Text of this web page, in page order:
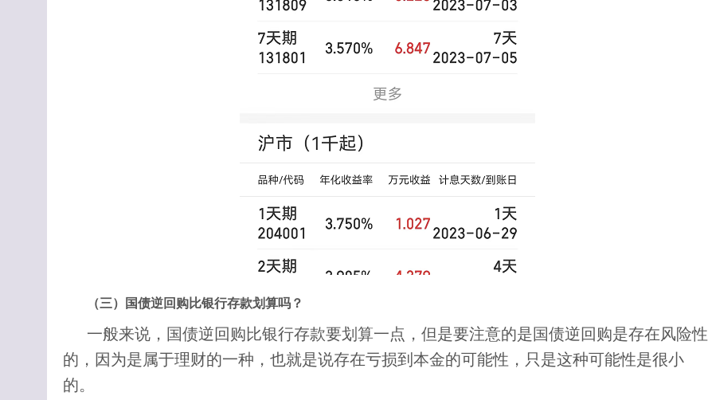
（三）国债逆回购比银行存款划算吗？
一般来说，国债逆回购比银行存款要划算一点，但是要注意的是国债逆回购是存在风险性
的，因为是属于理财的一种，也就是说存在亏损到本金的可能性，只是这种可能性是很小
的。